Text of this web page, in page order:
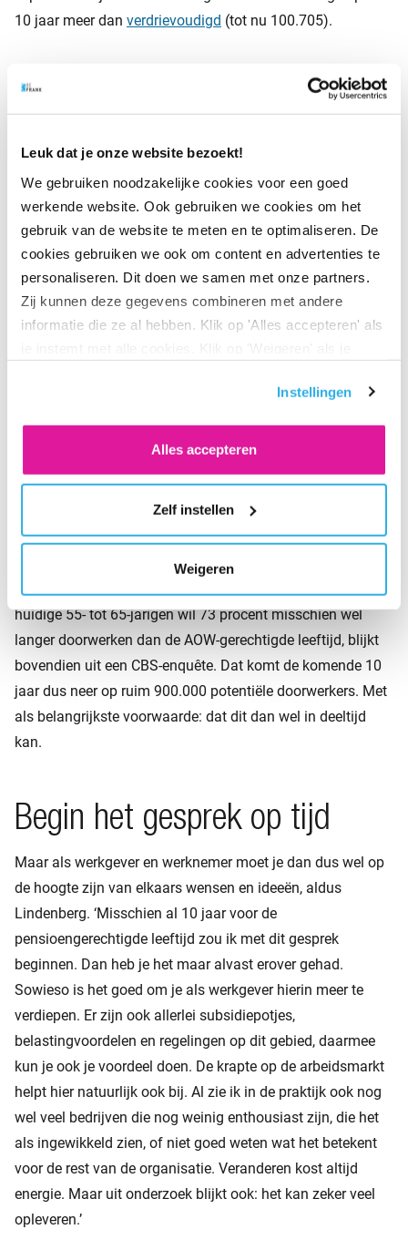
Leuk dat je onze website bezoekt!
We gebruiken noodzakelijke cookies voor een goed
werkende website. Ook gebruiken we cookies om het
gebruik van de website te meten en te optimaliseren. De
cookies gebruiken we ook om content en advertenties te
personaliseren. Dit doen we samen met onze partners.
Zij kunnen deze gegevens combineren met andere
informatie die ze al hebben. Klik op 'Alles accepteren' als
vind je meer informatie. Je kunt altijd je toestemming
Instellingen
Alles accepteren
Zelf instellen
Weigeren
10 jaar meer dan verdrievoudigd (tot nu 100.705).
Onbenut arbeidspotentieel
een flink onbenut arbeidspotentieel,
AMRO al eens. Volgens de bank gaat het in totaal wel om
250.000 mensen, die op de krappe arbeidsmarkt van
vandaag dus zeer welkom zouden zijn. En een aanzienlijk
deel van hen staat daar ook zeker voor open, mits wordt
voldaan aan voorwaarden als: ‘plezier in het werk’, ‘zelf
werktijden bepalen’, maar ook ‘gevraagd worden.’
ondernemen, constateert de bank. Bijvoorbeeld met HR-
beleid waar ‘doorwerken in deeltijd’ integraal onderdeel van
kan zijn, met een geleidelijke uitfasering van werk, ‘in
plaats van het abrupte alles-of-niets-pensioen dat nu nog
Onder meer het eigenonderzoekvan Lindenberg en dat
naar de wens tot langer doorwerken sluiten
hierbij aan. Van de werknemers in de grote groep van de
huidige 55- tot 65-jarigen wil 73 procent misschien wel
langer doorwerken dan de AOW-gerechtigde leeftijd, blijkt
bovendien uit een CBS-enquête. Dat komt de komende 10
jaar dus neer op ruim 900.000 potentiële doorwerkers. Met
als belangrijkste voorwaarde: dat dit dan wel in deeltijd
kan.
Begin het gesprek op tijd
Maar als werkgever en werknemer moet je dan dus wel op
de hoogte zijn van elkaars wensen en ideeën, aldus
Lindenberg. ‘Misschien al 10 jaar voor de
pensioengerechtigde leeftijd zou ik met dit gesprek
beginnen. Dan heb je het maar alvast erover gehad.
Sowieso is het goed om je als werkgever hierin meer te
verdiepen. Er zijn ook allerlei subsidiepotjes,
belastingvoordelen en regelingen op dit gebied, daarmee
kun je ook je voordeel doen. De krapte op de arbeidsmarkt
helpt hier natuurlijk ook bij. Al zie ik in de praktijk ook nog
wel veel bedrijven die nog weinig enthousiast zijn, die het
als ingewikkeld zien, of niet goed weten wat het betekent
voor de rest van de organisatie. Veranderen kost altijd
energie. Maar uit onderzoek blijkt ook: het kan zeker veel
opleveren.’